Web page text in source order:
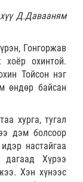
Д.Давааням
Гонгоржав
хоёр охинтой.
Тойсон нэг
өндөр байсан
хурга, тугал
дэм болсоор
настайгаа
Хүрээ
Хэн хүнээс